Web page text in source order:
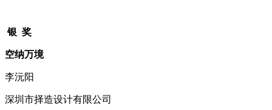
银 奖
空纳万境
李沅阳
深圳市择造设计有限公司